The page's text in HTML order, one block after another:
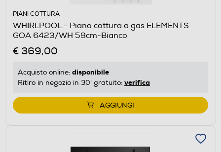
PIANI COTTURA
WHIRLPOOL - Piano cottura a gas ELEMENTS
GOA 6423/WH 59cm-Bianco
€ 369,00
Acquisto online: disponibile
Ritiro in negozio in 30' gratuito: verifica
AGGIUNGI